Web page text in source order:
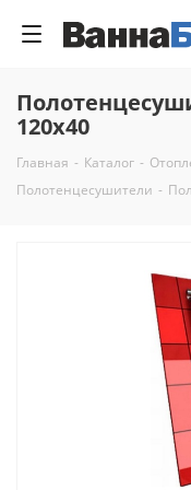
120x40
Главная - Каталог -
Полотенцесушители -